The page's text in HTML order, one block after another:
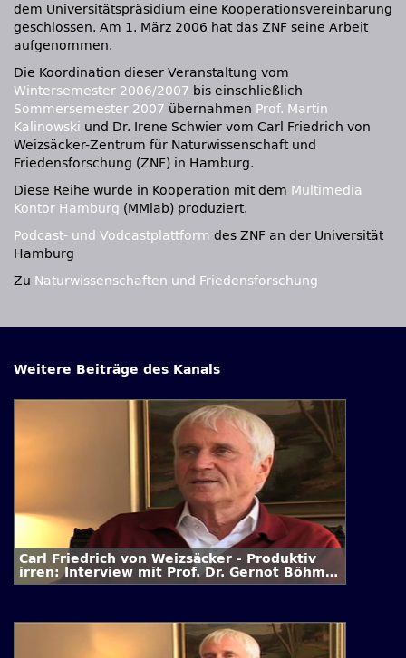
dem Universitätspräsidium eine Kooperationsvereinbarung
geschlossen. Am 1. März 2006 hat das ZNF seine Arbeit
aufgenommen.
Die Koordination dieser Veranstaltung vom
Wintersemester 2006/2007 bis einschließlich
Sommersemester 2007 übernahmen Prof. Martin
Kalinowski und Dr. Irene Schwier vom Carl Friedrich von
Weizsäcker-Zentrum für Naturwissenschaft und
Friedensforschung (ZNF) in Hamburg.
Diese Reihe wurde in Kooperation mit dem Multimedia
Kontor Hamburg (MMlab) produziert.
Podcast- und Vodcastplattform des ZNF an der Universität
Hamburg
Zu Naturwissenschaften und Friedensforschung
Weitere Beiträge des Kanals
Carl Friedrich von Weizsäcker - Produktiv
irren: Interview mit Prof. Dr. Gernot Böhme
/ 3. Folge